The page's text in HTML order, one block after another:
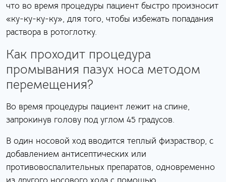
что во время процедуры пациент быстро произносит
«ку-ку-ку-ку», для того, чтобы избежать попадания
раствора в ротоглотку.
Как проходит процедура
промывания пазух носа методом
перемещения?
Во время процедуры пациент лежит на спине,
запрокинув голову под углом 45 градусов.
В один носовой ход вводится теплый физраствор, с
добавлением антисептических или
противовоспалительных препаратов, одновременно